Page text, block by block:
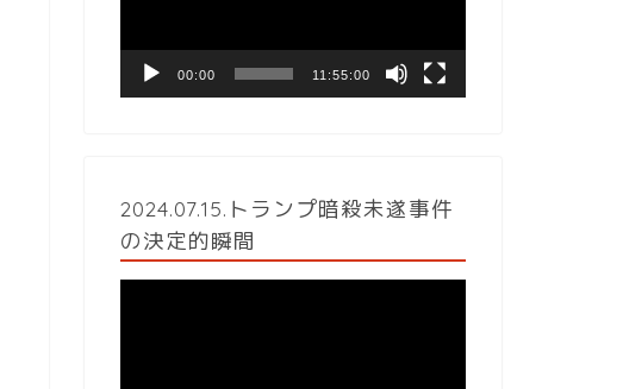
ヤ
00:00 11:55:00
2024.07.15.トランプ暗殺未遂事件
の決定的瞬間